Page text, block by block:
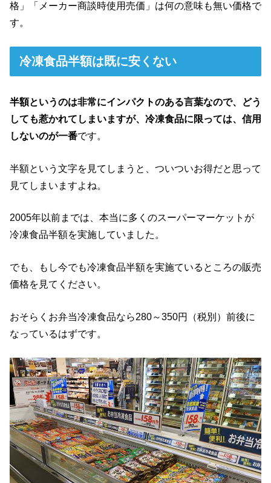
格」「メーカー商談時使用売価」は何の意味も無い価格で
す。
冷凍食品半額は既に安くない
半額というのは非常にインパクトのある言葉なので、どう
しても惹かれてしまいますが、冷凍食品に限っては、信用
しないのが一番です。
半額という文字を見てしまうと、ついついお得だと思って
見てしまいますよね。
2005年以前までは、本当に多くのスーパーマーケットが
冷凍食品半額を実施していました。
でも、もし今でも冷凍食品半額を実施ているところの販売
価格を見てください。
おそらくお弁当冷凍食品なら280～350円（税別）前後に
なっているはずです。